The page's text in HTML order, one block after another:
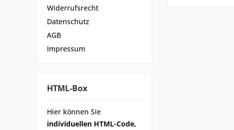
Widerrufsrecht
Datenschutz
AGB
Impressum
HTML-Box
Hier können Sie
individuellen HTML-Code,